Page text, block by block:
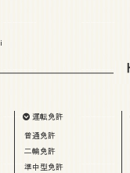
i
運転免許
普通免許
二輪免許
準中型免許